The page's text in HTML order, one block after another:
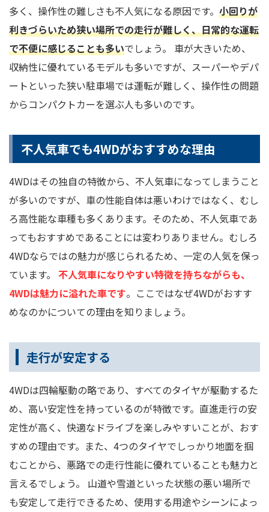
多く、操作性の難しさも不人気になる原因です。 小回りが
利きづらいため狭い場所での走行が難しく、日常的な運転
で不便に感じることも多いでしょう。 車が大きいため、
収納性に優れているモデルも多いですが、スーパーやデパ
ートといった狭い駐車場では運転が難しく、操作性の問題
からコンパクトカーを選ぶ人も多いのです。
不人気車でも4WDがおすすめな理由
4WDはその独自の特徴から、不人気車になってしまうこと
が多いのですが、車の性能自体は悪いわけではなく、むし
ろ高性能な車種も多くあります。そのため、不人気車であ
ってもおすすめであることには変わりありません。むしろ
4WDならではの魅力が感じられるため、一定の人気を保っ
ています。 不人気車になりやすい特徴を持ちながらも、
4WDは魅力に溢れた車です。ここではなぜ4WDがおすす
めなのかについての理由を知りましょう。
走行が安定する
4WDは四輪駆動の略であり、すべてのタイヤが駆動するた
め、高い安定性を持っているのが特徴です。直進走行の安
定性が高く、快適なドライブを楽しみやすいことが、おす
すめの理由です。また、4つのタイヤでしっかり地面を掴
むことから、悪路での走行性能に優れていることも魅力と
言えるでしょう。 山道や雪道といった状態の悪い場所で
も安定して走行できるため、使用する用途やシーンによっ